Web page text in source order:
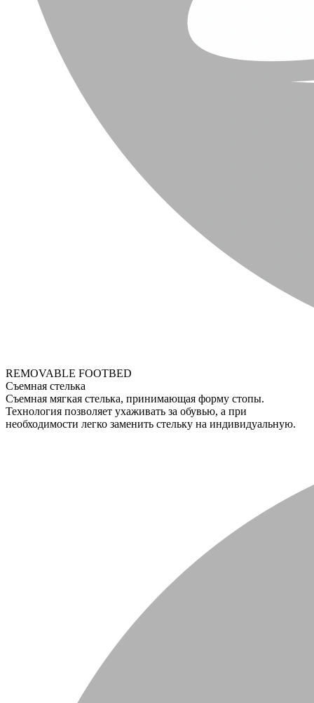
REMOVABLE FOOTBED
Съемная стелька
Съемная мягкая стелька, принимающая форму стопы.
Технология позволяет ухаживать за обувью, а при
необходимости легко заменить стельку на индивидуальную.